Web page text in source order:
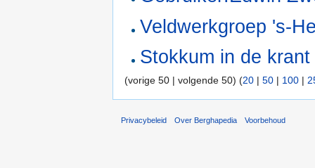
Veldwerkgroep 's-
Stokkum in de
(vorige 50 | volgende 50) (20 | 50 | 100 |
Privacybeleid Over Berghapedia Voorbehoud